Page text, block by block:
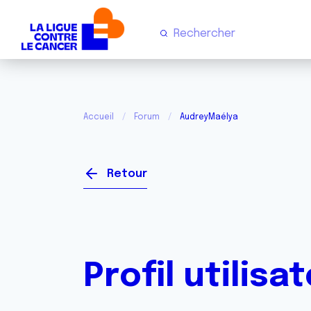
Accueil Forum AudreyMaélya
Retour
Profil